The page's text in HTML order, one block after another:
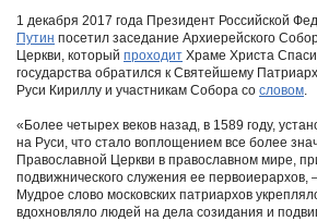
1 декабря 2017 года Президент Российской
Путин посетил заседание Архиерейского
Церкви, который проходит Храме Христа
государства обратился к Святейшему
Руси Кириллу и участникам Собора со словом.
«Более четырех веков назад, в 1589 году,
на Руси, что стало воплощением все более
Православной Церкви в православном мире,
подвижнического служения ее
Мудрое слово московских патриархов
вдохновляло людей на дела созидания и